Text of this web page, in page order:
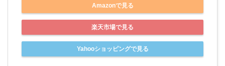
Amazonで見る
楽天市場で見る
Yahooショッピングで見る